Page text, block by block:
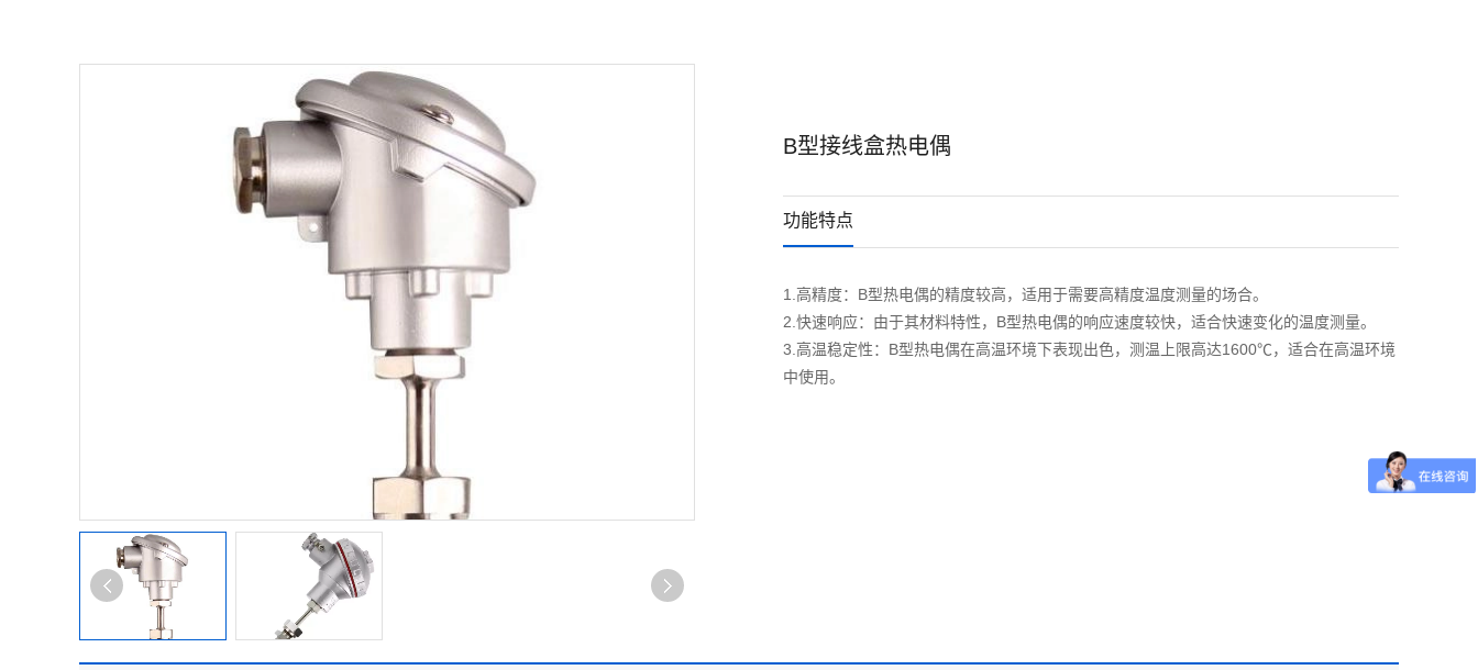
B型接线盒热电偶
功能特点
1.‌高精度‌：B型热电偶的精度较高，适用于需要高精度温度测量的场合‌。
2.‌快速响应‌：由于其材料特性，B型热电偶的响应速度较快，适合快速变化的温度测量‌。
3.‌高温稳定性‌：B型热电偶在高温环境下表现出色，测温上限高达1600℃，适合在高温环境
中使用‌。